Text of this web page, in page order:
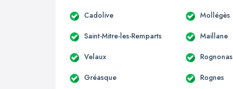
Cadolive Mollégès
Saint-Mitre-les-Remparts Maillane
Velaux Rognonas
Gréasque Rognes